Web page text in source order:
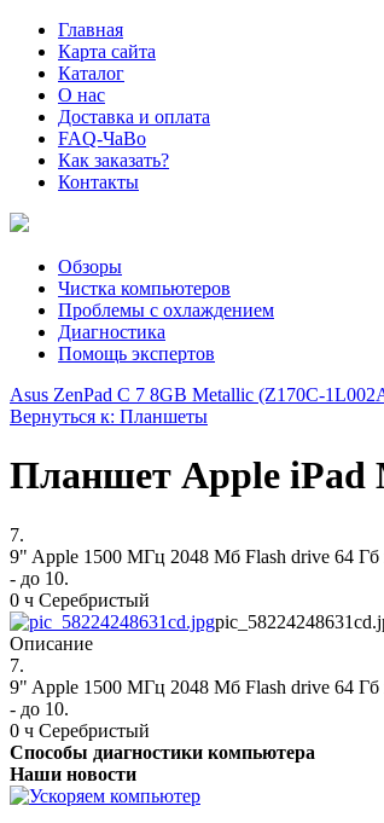
Главная
Карта сайта
Каталог
О нас
Доставка и оплата
FAQ-ЧаВо
Как заказать?
Контакты
Обзоры
Чистка компьютеров
Проблемы с охлаждением
Диагностика
Помощь экспертов
Asus ZenPad C 7 8GB Metallic (Z170C-
Вернуться к: Планшеты
Планшет Apple iPad
7.
9" Apple 1500 МГц 2048 Мб Flash drive 64 Гб
- до 10.
0 ч Серебристый
Описание
7.
9" Apple 1500 МГц 2048 Мб Flash drive 64 Гб
- до 10.
0 ч Серебристый
Способы диагностики компьютера
Наши новости